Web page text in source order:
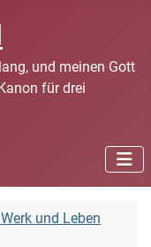
und meinen Gott
für drei
und Leben